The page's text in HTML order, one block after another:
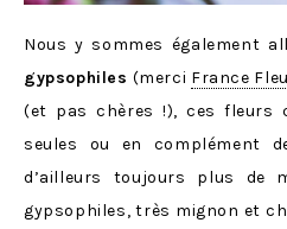
Nous y sommes également
gypsophiles (merci France
(et pas chères !), ces fleurs
seules ou en complément
d’ailleurs toujours plus de
gypsophiles, très mignon et